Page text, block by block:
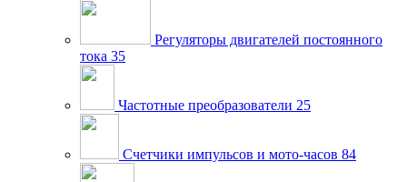
Регуляторы двигателей постоянного
тока 35
Частотные преобразователи 25
Счетчики импульсов и мото-часов 84